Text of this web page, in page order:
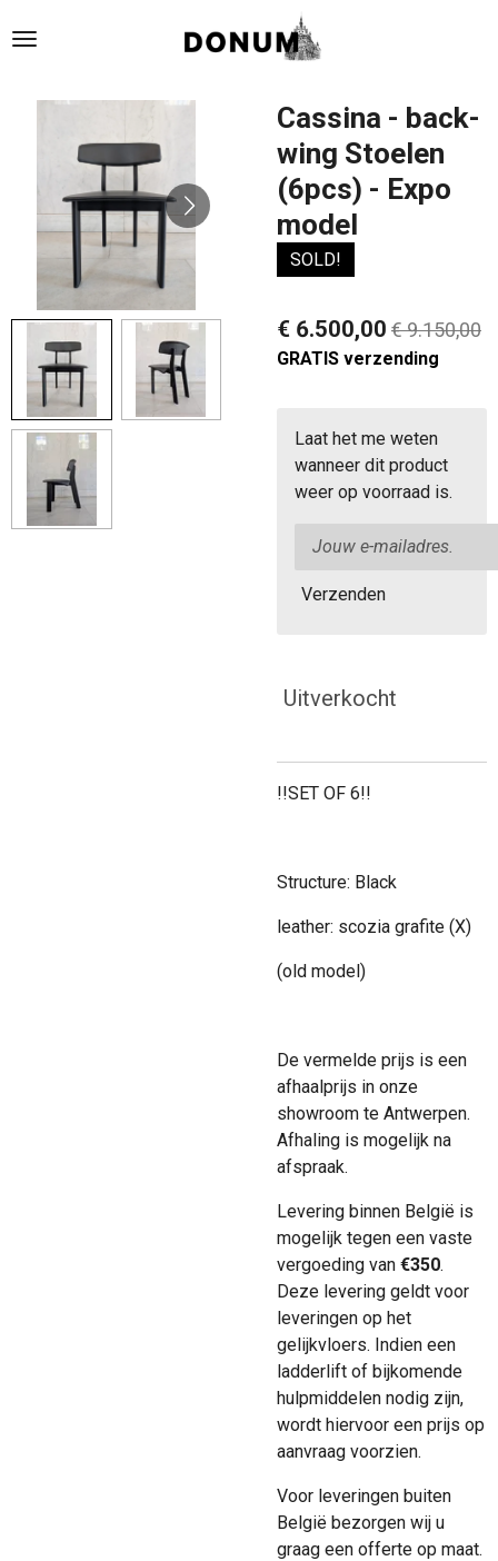
direct
Cassina - back-
wing Stoelen
(6pcs) - Expo
model
SOLD!
€ 6.500,00 € 9.150,00
GRATIS verzending
Laat het me weten
wanneer dit product
weer op voorraad is.
Verzenden
Uitverkocht
!!SET OF 6!!
Structure: Black
leather: scozia grafite (X)
(old model)
De vermelde prijs is een
afhaalprijs in onze
showroom te Antwerpen.
Afhaling is mogelijk na
afspraak.
Levering binnen België is
mogelijk tegen een vaste
vergoeding van €350.
Deze levering geldt voor
leveringen op het
gelijkvloers. Indien een
ladderlift of bijkomende
hulpmiddelen nodig zijn,
wordt hiervoor een prijs op
aanvraag voorzien.
Voor leveringen buiten
België bezorgen wij u
graag een offerte op maat.